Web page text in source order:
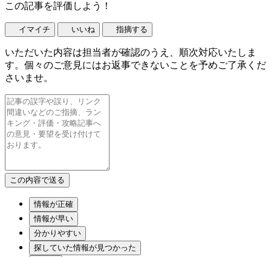
この記事を評価しよう！
イマイチ いいね 指摘する
いただいた内容は担当者が確認のうえ、順次対応いたしま
す。個々のご意見にはお返事できないことを予めご了承くだ
さいませ。
情報が正確
情報が早い
分かりやすい
探していた情報が見つかった